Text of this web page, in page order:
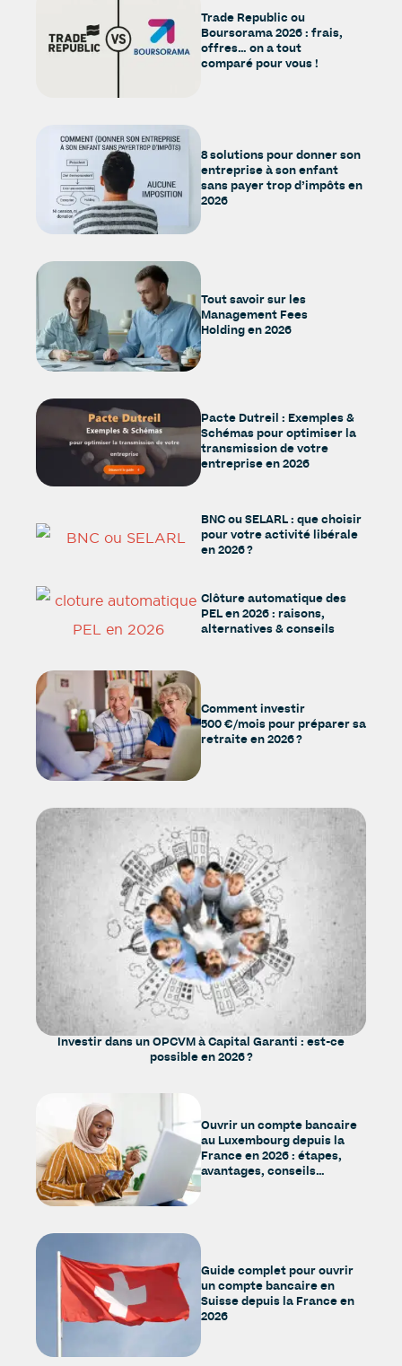
Trade Republic ou
Boursorama 2026 : frais,
offres… on a tout
comparé pour vous !
8 solutions pour donner son
entreprise à son enfant
sans payer trop d’impôts en
2026
Tout savoir sur les
Management Fees
Holding en 2026
Pacte Dutreil : Exemples &
Schémas pour optimiser la
transmission de votre
entreprise en 2026
BNC ou SELARL : que choisir
pour votre activité libérale
en 2026 ?
Clôture automatique des
PEL en 2026 : raisons,
alternatives & conseils
Comment investir
500 €/mois pour préparer sa
retraite en 2026 ?
Investir dans un OPCVM à Capital Garanti : est-ce
possible en 2026 ?
Ouvrir un compte bancaire
au Luxembourg depuis la
France en 2026 : étapes,
avantages, conseils…
Guide complet pour ouvrir
un compte bancaire en
Suisse depuis la France en
2026